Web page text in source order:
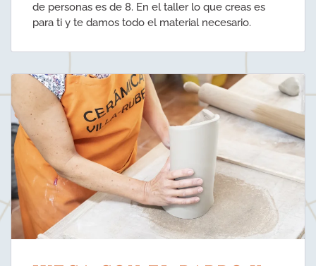
de personas es de 8. En el taller lo que creas es
para ti y te damos todo el material necesario.